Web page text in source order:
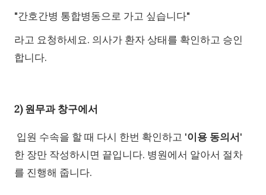
"간호간병 통합병동으로 가고 싶습니다"
라고 요청하세요. 의사가 환자 상태를 확인하고 승인
합니다.
2) 원무과 창구에서
입원 수속을 할 때 다시 한번 확인하고 '이용 동의서'
한 장만 작성하시면 끝입니다. 병원에서 알아서 절차
를 진행해 줍니다.